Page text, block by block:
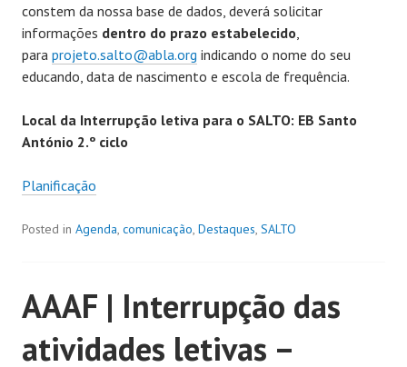
constem da nossa base de dados, deverá solicitar
informações dentro do prazo estabelecido,
para projeto.salto@abla.org indicando o nome do seu
educando, data de nascimento e escola de frequência.
Local da Interrupção letiva para o SALTO: EB Santo
António 2.º ciclo
Planificação
Posted in Agenda, comunicação, Destaques, SALTO
AAAF | Interrupção das
atividades letivas –